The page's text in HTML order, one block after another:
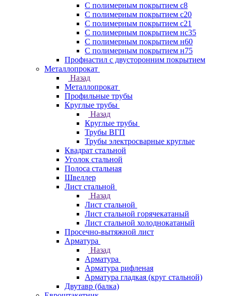
С полимерным покрытием с8
С полимерным покрытием с20
С полимерным покрытием с21
С полимерным покрытием нс35
С полимерным покрытием н60
С полимерным покрытием н75
Профнастил с двусторонним покрытием
Металлопрокат
Назад
Металлопрокат
Профильные трубы
Круглые трубы
Назад
Круглые трубы
Трубы ВГП
Трубы электросварные круглые
Квадрат стальной
Уголок стальной
Полоса стальная
Швеллер
Лист стальной
Назад
Лист стальной
Лист стальной горячекатаный
Лист стальной холоднокатаный
Просечно-вытяжной лист
Арматура
Назад
Арматура
Арматура рифленая
Арматура гладкая (круг стальной)
Двутавр (балка)